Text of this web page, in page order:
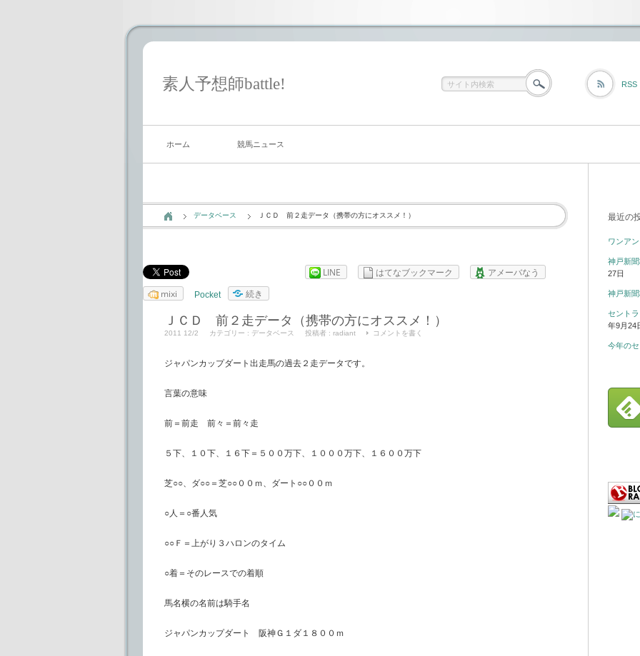
素人予想師battle! RSS
ホーム 競馬ニュース
データベース ＪＣＤ 前２走データ（携帯の方にオススメ！）
LINE はてなブックマーク
アメーバなう
mixi
Pocket 続き
ＪＣＤ 前２走データ（携帯の方にオススメ！）
2011 12/2 カテゴリー : データベース 投稿者 : radiant コメントを書く
ジャパンカップダート出走馬の過去２走データです。
言葉の意味
前＝前走 前々＝前々走
５下、１０下、１６下＝５００万下、１０００万下、１６００万下
芝○○、ダ○○＝芝○○００ｍ、ダート○○００ｍ
○人＝○番人気
○○Ｆ＝上がり３ハロンのタイム
○着＝そのレースでの着順
馬名横の名前は騎手名
ジャパンカップダート 阪神Ｇ１ダ１８００ｍ
最近の
ワンア
神戸新
27日
神戸新
セント
年9月24
今年の